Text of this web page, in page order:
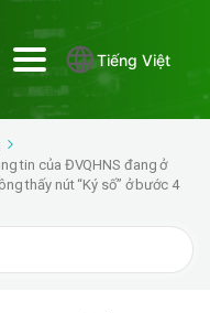
Tiếng Việt
tin của ĐVQHNS đang ở
thấy nút “Ký số” ở bước 4